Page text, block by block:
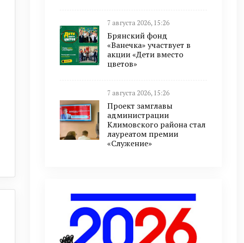
7 августа 2026, 15:26
Брянский фонд
«Ванечка» участвует в
акции «Дети вместо
цветов»
7 августа 2026, 15:26
Проект замглавы
администрации
Климовского района стал
лауреатом премии
«Служение»